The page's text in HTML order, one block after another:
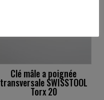
Clé mâle a poignée
transversale SWISSTOOL
Torx 20